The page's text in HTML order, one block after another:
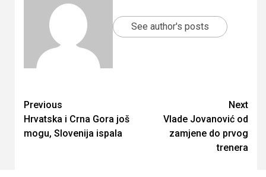
See author's posts
Continue
Reading
Previous
Hrvatska i Crna Gora još
mogu, Slovenija ispala
Next
Vlade Jovanović od
zamjene do prvog
trenera